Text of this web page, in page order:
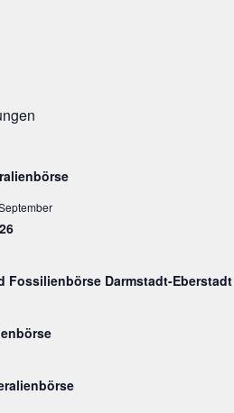
Fossilienbörse Darmstadt-Eberstadt